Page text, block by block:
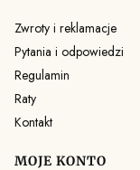
Zwroty i reklamacje
Pytania i odpowiedzi
Regulamin
Raty
Kontakt
MOJE KONTO